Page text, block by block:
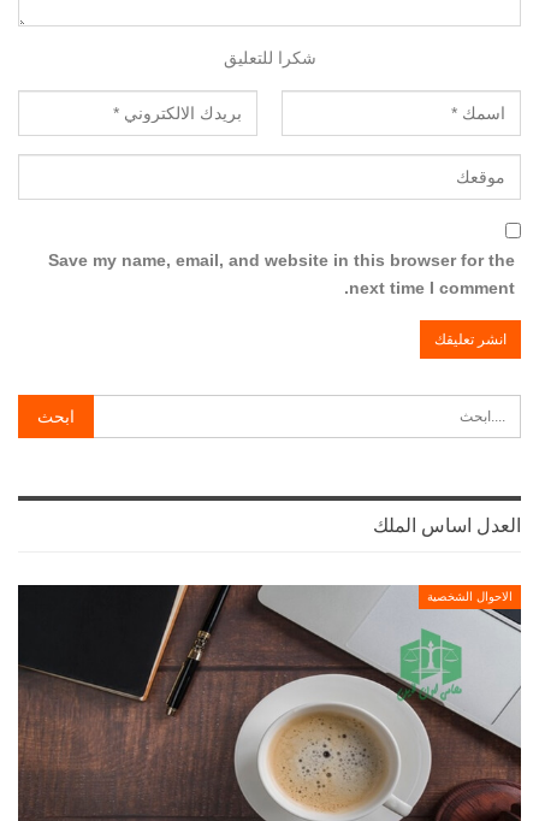
شكرا للتعليق
Save my name, email, and website in this browser for the
next time I comment.
العدل اساس الملك
الاحوال الشخصية